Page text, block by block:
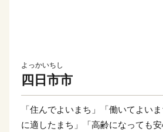
よっかいちし
四日市市
「住んでよいまち」「働いてよい
に適したまち」「高齢になっても